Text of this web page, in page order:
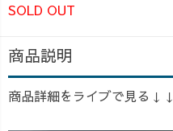
SOLD OUT
商品説明
商品詳細をライブで見る↓↓